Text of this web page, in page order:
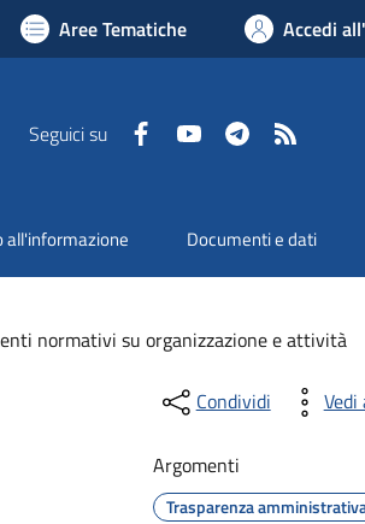
Aree Tematiche Accedi
Seguici su FacebookYouTube Telegram
all'informazione Documenti e dati
normativi su organizzazione e attività
Condividi Vedi
Argomenti
Trasparenza